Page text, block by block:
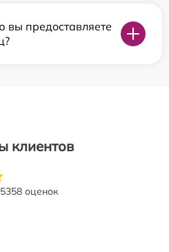
предоставляете
клиентов
5358 оценок